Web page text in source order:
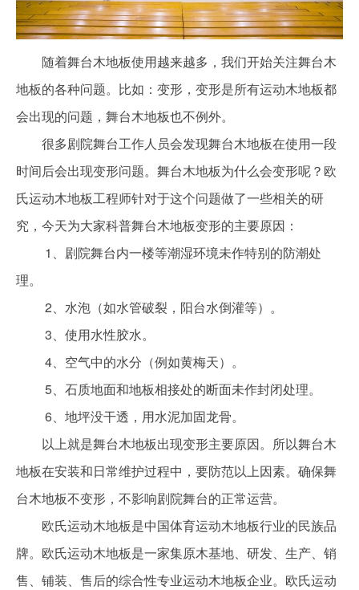
随着舞台木地板使用越来越多，我们开始关注舞台木
地板的各种问题。比如：变形，变形是所有运动木地板都
会出现的问题，舞台木地板也不例外。
很多剧院舞台工作人员会发现舞台木地板在使用一段
时间后会出现变形问题。舞台木地板为什么会变形呢？欧
氏运动木地板工程师针对于这个问题做了一些相关的研
究，今天为大家科普舞台木地板变形的主要原因：
1、剧院舞台内一楼等潮湿环境未作特别的防潮处
理。
2、水泡（如水管破裂，阳台水倒灌等）。
3、使用水性胶水。
4、空气中的水分（例如黄梅天）。
5、石质地面和地板相接处的断面未作封闭处理。
6、地坪没干透，用水泥加固龙骨。
以上就是舞台木地板出现变形主要原因。所以舞台木
地板在安装和日常维护过程中，要防范以上因素。确保舞
台木地板不变形，不影响剧院舞台的正常运营。
欧氏运动木地板是中国体育运动木地板行业的民族品
牌。欧氏运动木地板是一家集原木基地、研发、生产、销
售、铺装、售后的综合性专业运动木地板企业。欧氏运动